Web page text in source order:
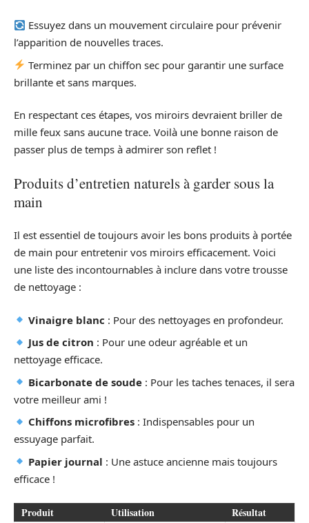
Essuyez dans un mouvement circulaire pour prévenir
l’apparition de nouvelles traces.
Terminez par un chiffon sec pour garantir une surface
brillante et sans marques.
En respectant ces étapes, vos miroirs devraient briller de
mille feux sans aucune trace. Voilà une bonne raison de
passer plus de temps à admirer son reflet !
Produits d’entretien naturels à garder sous la
main
Il est essentiel de toujours avoir les bons produits à portée
de main pour entretenir vos miroirs efficacement. Voici
une liste des incontournables à inclure dans votre trousse
de nettoyage :
Vinaigre blanc : Pour des nettoyages en profondeur.
Jus de citron : Pour une odeur agréable et un
nettoyage efficace.
Bicarbonate de soude : Pour les taches tenaces, il sera
votre meilleur ami !
Chiffons microfibres : Indispensables pour un
essuyage parfait.
Papier journal : Une astuce ancienne mais toujours
efficace !
Produit Utilisation Résultat